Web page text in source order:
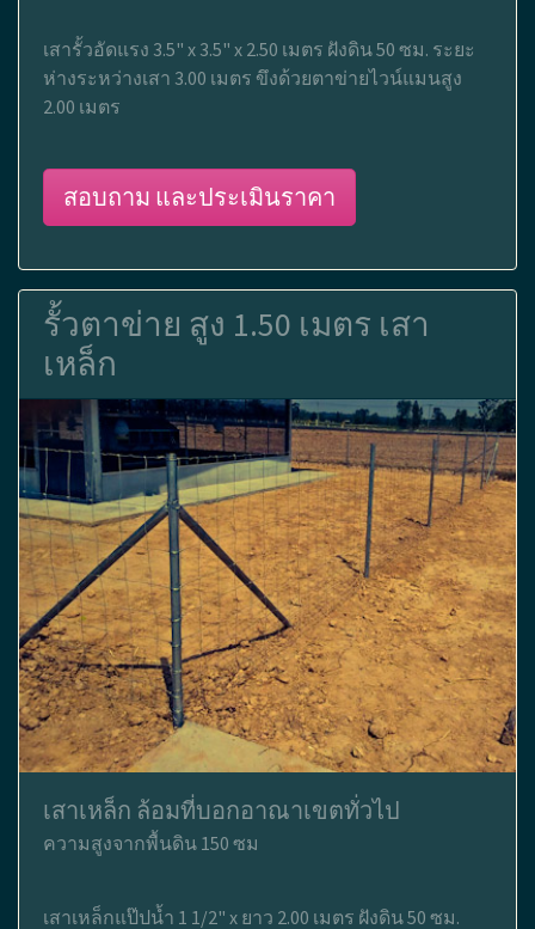
เสารั้วอัดแรง 3.5" x 3.5" x 2.50 เมตร ฝังดิน 50 ซม. ระยะ
ห่างระหว่างเสา 3.00 เมตร ขึงด้วยตาข่ายไวน์แมนสูง
2.00 เมตร
สอบถาม และประเมินราคา
รั้วตาข่าย สูง 1.50 เมตร เสา
เหล็ก
เสาเหล็ก ล้อมที่บอกอาณาเขตทั่วไป
ความสูงจากพื้นดิน 150 ซม
เสาเหล็กแป๊ปน้ำ 1 1/2" x ยาว 2.00 เมตร ฝังดิน 50 ซม.